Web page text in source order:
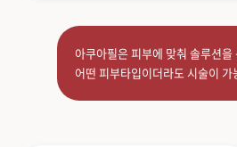
아쿠아필은 피부에 맞춰 솔루션을
어떤 피부타입이더라도 시술이 가